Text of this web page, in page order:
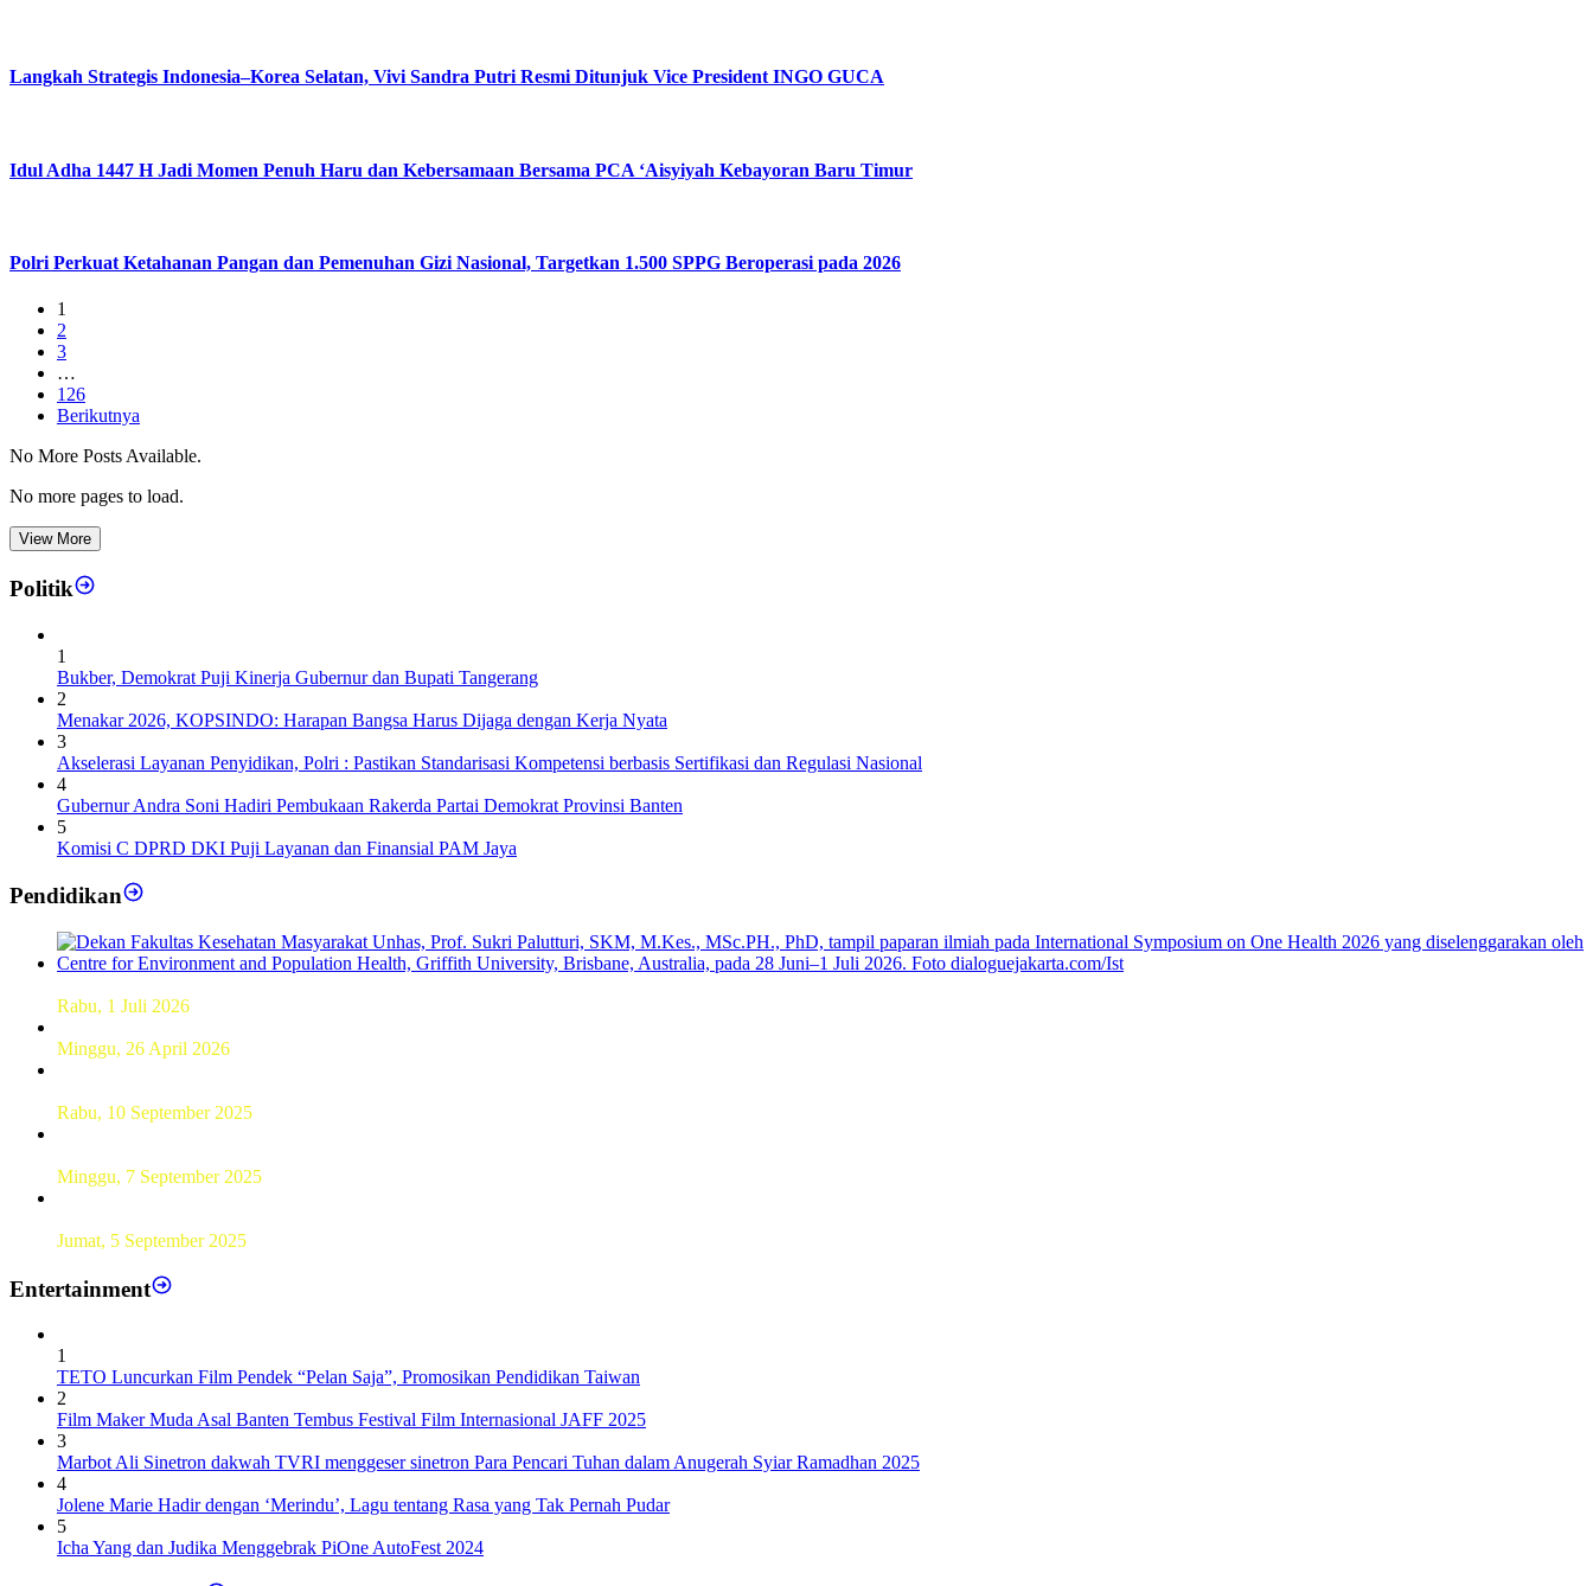
Langkah Strategis Indonesia–Korea Selatan, Vivi Sandra Putri Resmi Ditunjuk Vice President INGO GUCA
Idul Adha 1447 H Jadi Momen Penuh Haru dan Kebersamaan Bersama PCA ‘Aisyiyah Kebayoran Baru Timur
Polri Perkuat Ketahanan Pangan dan Pemenuhan Gizi Nasional, Targetkan 1.500 SPPG Beroperasi pada 2026
1
2
3
…
126
Berikutnya
No More Posts Available.
No more pages to load.
View More
Politik
1
Bukber, Demokrat Puji Kinerja Gubernur dan Bupati Tangerang
2
Menakar 2026, KOPSINDO: Harapan Bangsa Harus Dijaga dengan Kerja Nyata
3
Akselerasi Layanan Penyidikan, Polri : Pastikan Standarisasi Kompetensi berbasis Sertifikasi dan Regulasi Nasional
4
Gubernur Andra Soni Hadiri Pembukaan Rakerda Partai Demokrat Provinsi Banten
5
Komisi C DPRD DKI Puji Layanan dan Finansial PAM Jaya
Pendidikan
Rabu, 1 Juli 2026
Minggu, 26 April 2026
Rabu, 10 September 2025
Minggu, 7 September 2025
Jumat, 5 September 2025
Entertainment
1
TETO Luncurkan Film Pendek “Pelan Saja”, Promosikan Pendidikan Taiwan
2
Film Maker Muda Asal Banten Tembus Festival Film Internasional JAFF 2025
3
Marbot Ali Sinetron dakwah TVRI menggeser sinetron Para Pencari Tuhan dalam Anugerah Syiar Ramadhan 2025
4
Jolene Marie Hadir dengan ‘Merindu’, Lagu tentang Rasa yang Tak Pernah Pudar
5
Icha Yang dan Judika Menggebrak PiOne AutoFest 2024